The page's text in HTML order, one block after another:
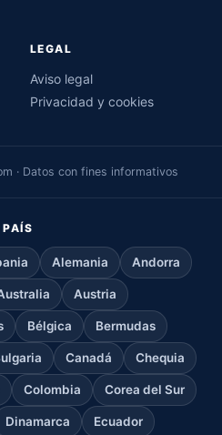
LEGAL
Aviso legal
Privacidad y cookies
· Datos con fines informativos
PAÍS
Alemania Andorra
Austria
Bélgica Bermudas
Canadá Chequia
Colombia Corea del Sur
Dinamarca Ecuador